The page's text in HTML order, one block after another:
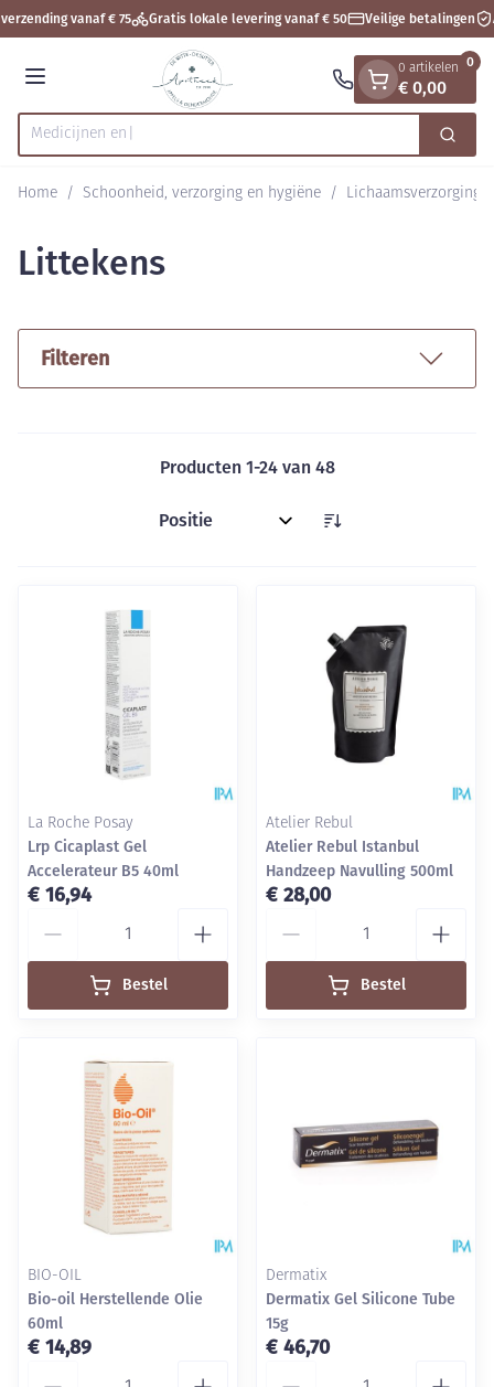
Ga naar de inhoud
1 van 1vanaf € 75 Gratis lokale levering vanaf € 50 Veilige betalingen
Menu
Product, merk, categorie... Zoek
0 artikelen
€ 0,00
0
Home / Schoonheid, verzorging en hygiëne / Lichaamsverzorging
Littekens
Filteren
Producten 1-24van 48
Sorteer op:
La Roche Posay
Lrp Cicaplast Gel
Accelerateur B5 40ml
€ 16,94
Bestel
Atelier Rebul
Atelier Rebul Istanbul
Handzeep Navulling 500ml
€ 28,00
Bestel
BIO-OIL
Bio-oil Herstellende Olie
60ml
€ 14,89
Dermatix
Dermatix Gel Silicone Tube
15g
€ 46,70